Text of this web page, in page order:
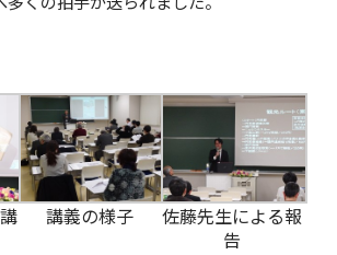
講義の様子
佐藤先生による報
告